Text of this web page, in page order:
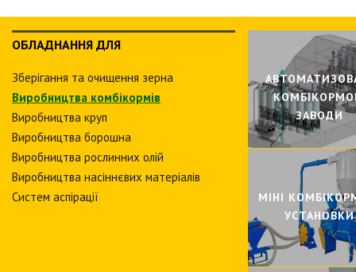
ОБЛАДНАННЯ ДЛЯ
Зберiгання та очищення зерна
Виробництва комбiкормiв
Виробництва круп
Виробництва борошна
Виробництва рослинних олiй
Виробництва насіннєвих матеріалів
Систем аспiрацiї
ЗАВОДИ
МIНI
УСТАНОВКИ